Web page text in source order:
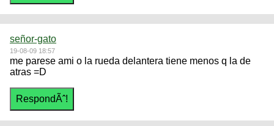
señor-gato
19-08-09 18:57
me parese ami o la rueda delantera tiene menos q la de
atras =D